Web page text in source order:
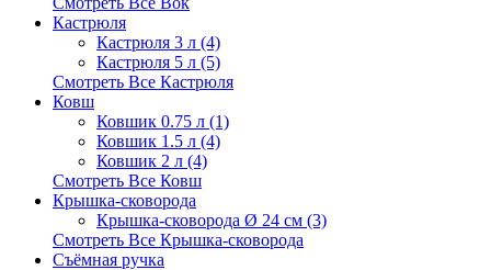
Кастрюля
Кастрюля 3 л (4)
Кастрюля 5 л (5)
Смотреть Все Кастрюля
Ковш
Ковшик 0.75 л (1)
Ковшик 1.5 л (4)
Ковшик 2 л (4)
Смотреть Все Ковш
Крышка-сковорода
Крышка-сковорода Ø 24 см (3)
Смотреть Все Крышка-сковорода
Съёмная ручка